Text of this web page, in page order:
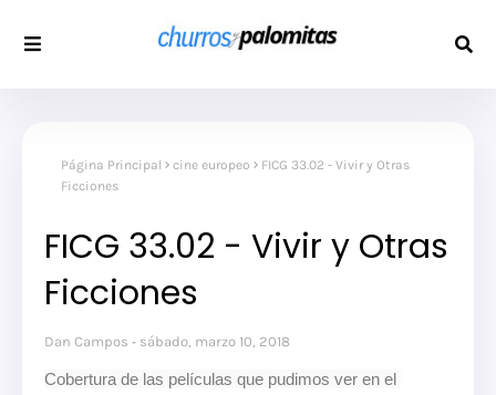
Página Principal cine europeo
FICG 33.02 - Vivir y Otras
Ficciones
FICG 33.02 - Vivir y Otras
Ficciones
Dan Campos sábado, marzo 10, 2018
Cobertura de las películas que pudimos ver en el